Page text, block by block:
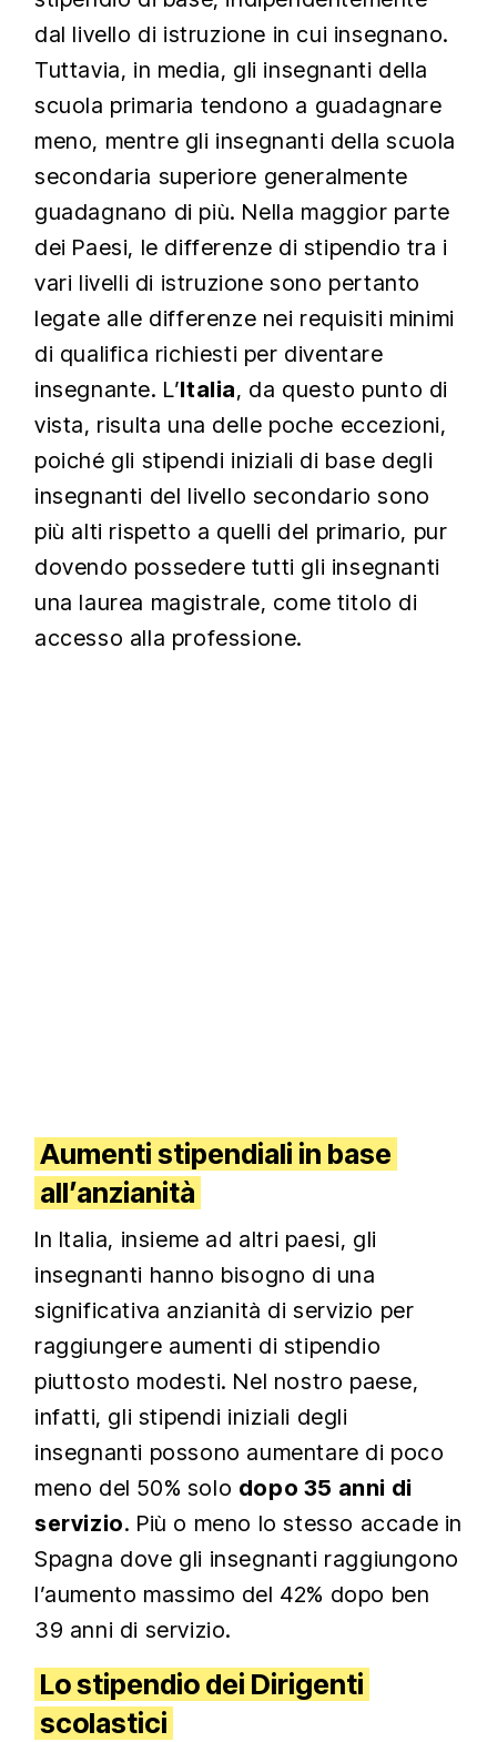
dal livello di istruzione in cui insegnano.
Tuttavia, in media, gli insegnanti della
scuola primaria tendono a guadagnare
meno, mentre gli insegnanti della scuola
secondaria superiore generalmente
guadagnano di più. Nella maggior parte
dei Paesi, le differenze di stipendio tra i
vari livelli di istruzione sono pertanto
legate alle differenze nei requisiti minimi
di qualifica richiesti per diventare
insegnante. L’Italia, da questo punto di
vista, risulta una delle poche eccezioni,
poiché gli stipendi iniziali di base degli
insegnanti del livello secondario sono
più alti rispetto a quelli del primario, pur
dovendo possedere tutti gli insegnanti
una laurea magistrale, come titolo di
accesso alla professione.
Aumenti stipendiali in base
all’anzianità
In Italia, insieme ad altri paesi, gli
insegnanti hanno bisogno di una
significativa anzianità di servizio per
raggiungere aumenti di stipendio
piuttosto modesti. Nel nostro paese,
infatti, gli stipendi iniziali degli
insegnanti possono aumentare di poco
meno del 50% solo dopo 35 anni di
servizio. Più o meno lo stesso accade in
Spagna dove gli insegnanti raggiungono
l’aumento massimo del 42% dopo ben
39 anni di servizio.
Lo stipendio dei Dirigenti
scolastici